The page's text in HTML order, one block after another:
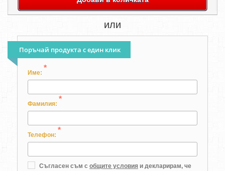
или
Поръчай продукта с един клик
Име:
*
Фамилия:
*
Телефон:
*
Съгласен съм с общите условия и декларирам, че